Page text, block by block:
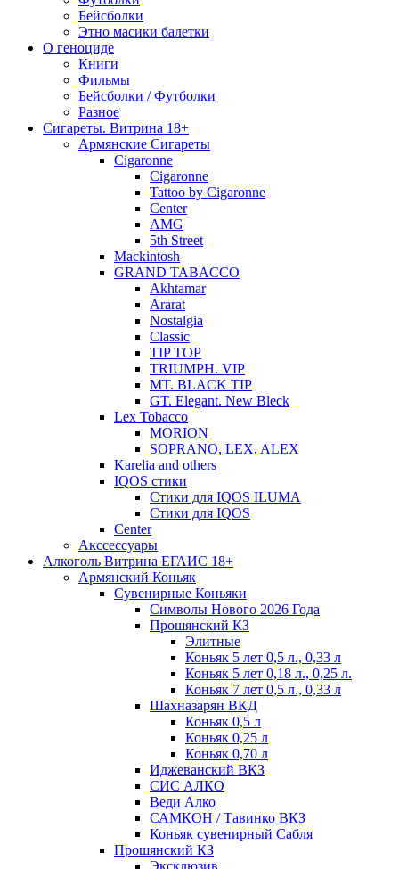
Бейсболки
Этно масики балетки
О геноциде
Книги
Фильмы
Бейсболки / Футболки
Разное
Сигареты. Витрина 18+
Армянские Сигареты
Cigaronne
Cigaronne
Tattoo by Cigaronne
Center
AMG
5th Street
Mackintosh
GRAND TABACCO
Akhtamar
Ararat
Nostalgia
Classic
TIP TOP
TRIUMPH. VIP
MT. BLACK TIP
GT. Elegant. New Bleck
Lex Tobacco
MORION
SOPRANO, LEX, ALEX
Karelia and others
IQOS стики
Стики для IQOS ILUMA
Стики для IQOS
Сenter
Акссессуары
Алкоголь Витрина ЕГАИС 18+
Армянский Коньяк
Сувенирные Коньяки
Символы Нового 2026 Года
Прошянский КЗ
Элитные
Коньяк 5 лет 0,5 л., 0,33 л
Коньяк 5 лет 0,18 л., 0,25 л.
Коньяк 7 лет 0,5 л., 0,33 л
Шахназарян ВКД
Коньяк 0,5 л
Коньяк 0,25 л
Коньяк 0,70 л
Иджеванский ВКЗ
СИС АЛКО
Веди Алко
САМКОН / Тавинко ВКЗ
Коньяк сувенирный Сабля
Прошянский КЗ
Эксклюзив